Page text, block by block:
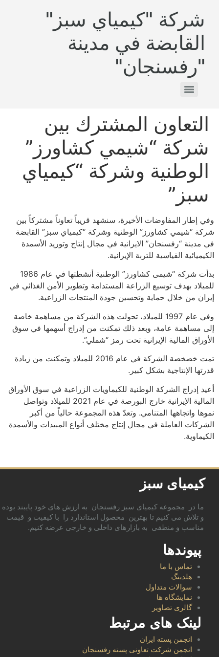
شركة "كيمياي سبز"
القابضة في مدينة
"رفسنجان"
التعاون المشترك بين
شركة “شیمي كشاورز”
الوطنية وشركة “كيمياي
سبز”
وفي إطار المفاوضات الأخيرة، سنشهد قريباً تعاوناً مشتركاً بين
شركة “شيمي كشاورز” الوطنية وشركة “كيمياي سبز” القابضة
في مدينة “رفسنجان” الايرانية في مجال إنتاج وتوريد الأسمدة
الكيميائية القياسية للتربة الإيرانية.
بدأت شركة “شیمی کشاورز” الوطنية أنشطتها في عام 1986
للميلاد بهدف توسيع الزراعة المستدامة وتطوير الأمن الغذائي في
إيران من خلال حماية وتحسين جودة المنتجات الزراعية.
وفي عام 1997 للميلاد، تحولت هذه الشركة من مساهمة خاصة
إلى مساهمة عامة، وبعد ذلك تمكنت من إدراج أسهمها في سوق
الأوراق المالية الإيرانية تحت رمز “شملي”.
تمت خصخصة الشركة في عام 2016 للميلاد وتمكنت من زيادة
قدرتها الإنتاجية بشكل كبير.
أعيد إدراج الشركة الوطنية للكيماويات الزراعية في سوق الأوراق
المالية الإيرانية خارج البورصة في عام 2021 للميلاد وتواصل
نموها واتجاهها المتنامي. وتعدّ هذه المجموعة حالياً من أكبر
الشركات العاملة في مجال إنتاج مختلف أنواع المبيدات والأسمدة
الكيماوية.
کیمیای سبز
ما در مجموعه کیمیای سبز رفسنجان به ارزش های خود پایبند بوده
و تلاش می کنیم تا بهترین محصول استاندارد را با کیفیت و قیمت
مناسب و منطقی به بازارهای داخلی و خارجی عرضه کنیم.
پیوندها
تماس با ما
هلدینگ
سوالات متداول
نمایشگاه ها
گالری تصاویر
لینک های مرتبط
انجمن پسته ایران
انجمن شرکت تعاونی پسته رفسنجان